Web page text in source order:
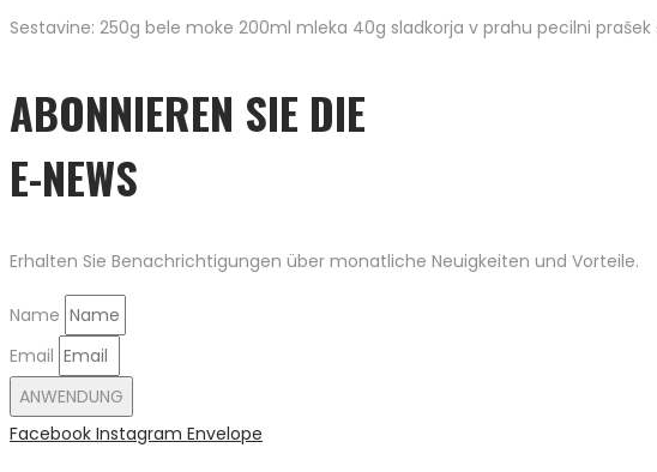
Sestavine: 250g bele moke 200ml mleka 40g sladkorja v prahu pecilni prašek
ABONNIEREN SIE DIE
E-NEWS
Erhalten Sie Benachrichtigungen über monatliche Neuigkeiten und Vorteile.
Name
Email
ANWENDUNG
Facebook Instagram Envelope